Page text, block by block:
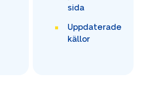
sida
Uppdaterade
källor